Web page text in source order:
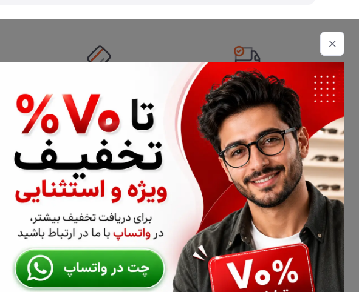
تحویل اکسپرس
اطلاعات تماس
02177116909
info@civiliha.com
ارسال فوری در تهران + ارسال به سراسر کشور
دسترسی سریع
حساب کاربری
مجله فروشگاه
لیست محصولات
درباره ما
درباره فروشگاه عینک و عدسی سیویلیها